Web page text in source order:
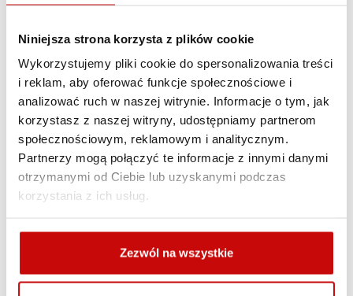
Niniejsza strona korzysta z plików cookie
Wykorzystujemy pliki cookie do spersonalizowania treści
i reklam, aby oferować funkcje społecznościowe i
analizować ruch w naszej witrynie. Informacje o tym, jak
korzystasz z naszej witryny, udostępniamy partnerom
społecznościowym, reklamowym i analitycznym.
Partnerzy mogą połączyć te informacje z innymi danymi
otrzymanymi od Ciebie lub uzyskanymi podczas
korzystania z ich usług.
Zezwól na wszystkie
drogowych, służb drogowych i obsługi autostrad,
pogotowia gazowego i energetycznego, obsługi
wodociągów, służb komunalnych i wielu innych, gdzie
pojazd musi być widoczny podczas pracy na drodze.
Napięcie
12/24V
Gwarancja
2 lata
Wymiary
194mm x 153mm